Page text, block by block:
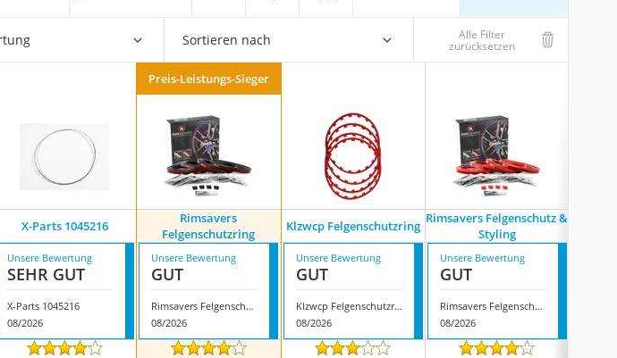
Sortieren nach Alle Filter
zurücksetzen
Preis-Leistungs-Sieger
X-Parts 1045216
Rimsavers
Felgenschutzring
Klzwcp Felgenschutzring Rimsavers Felgenschutz &
Styling
Unsere Bewertung
SEHR GUT
X-Parts 1045216
08/2026
Unsere Bewertung
GUT
Rimsavers Felgenschutzring
08/2026
Unsere Bewertung
GUT
Klzwcp Felgenschutzring
08/2026
Unsere Bewertung
GUT
Rimsavers Felgenschutz & Styling
08/2026